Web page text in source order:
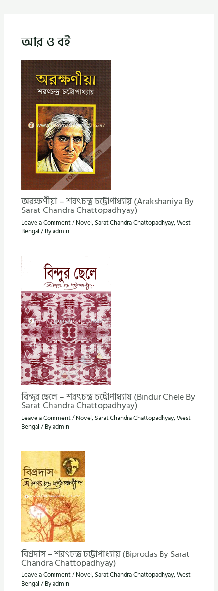
আর ও বই
অরক্ষণীয়া – শরৎচন্দ্র চট্টোপাধ্যায় (Arakshaniya By
Sarat Chandra Chattopadhyay)
Leave a Comment/Novel, Sarat Chandra Chattopadhyay,West
Bengal / Byadmin
বিন্দুর ছেলে – শরৎচন্দ্র চট্টোপাধ্যায় (Bindur Chele By
Sarat Chandra Chattopadhyay)
Leave a Comment/Novel, Sarat Chandra Chattopadhyay,West
Bengal / Byadmin
বিপ্রদাস – শরৎচন্দ্র চট্টোপাধ্যায় (Biprodas By Sarat
Chandra Chattopadhyay)
Leave a Comment/Novel, Sarat Chandra Chattopadhyay,West
Bengal / Byadmin